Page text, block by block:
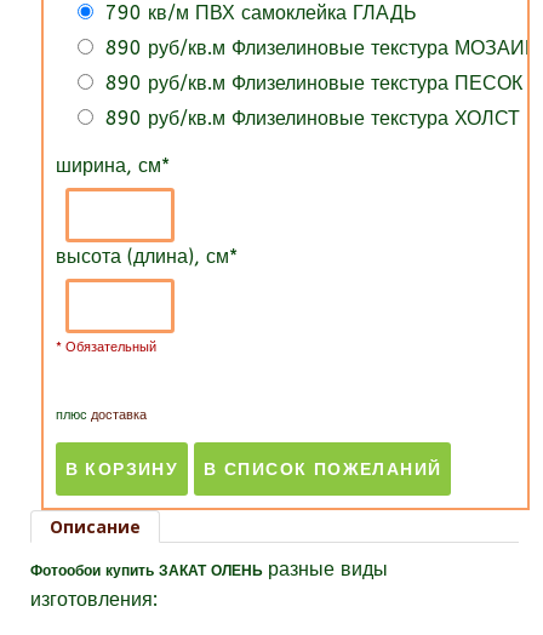
790 кв/м ПВХ самоклейка ГЛАДЬ
890 руб/кв.м Флизелиновые текстура
890 руб/кв.м Флизелиновые текстура ПЕСОК
890 руб/кв.м Флизелиновые текстура ХОЛСТ
ширина, см*
высота (длина), см*
* Обязательный
плюс доставка
Описание
Фотообои купить ЗАКАТ ОЛЕНЬ разные виды
изготовления: